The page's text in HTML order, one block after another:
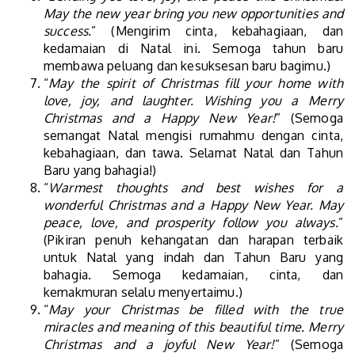
May the new year bring you new opportunities and
success.” (Mengirim cinta, kebahagiaan, dan
kedamaian di Natal ini. Semoga tahun baru
membawa peluang dan kesuksesan baru bagimu.)
“May the spirit of Christmas fill your home with
love, joy, and laughter. Wishing you a Merry
Christmas and a Happy New Year!” (Semoga
semangat Natal mengisi rumahmu dengan cinta,
kebahagiaan, dan tawa. Selamat Natal dan Tahun
Baru yang bahagia!)
“Warmest thoughts and best wishes for a
wonderful Christmas and a Happy New Year. May
peace, love, and prosperity follow you always.”
(Pikiran penuh kehangatan dan harapan terbaik
untuk Natal yang indah dan Tahun Baru yang
bahagia. Semoga kedamaian, cinta, dan
kemakmuran selalu menyertaimu.)
“May your Christmas be filled with the true
miracles and meaning of this beautiful time. Merry
Christmas and a joyful New Year!” (Semoga